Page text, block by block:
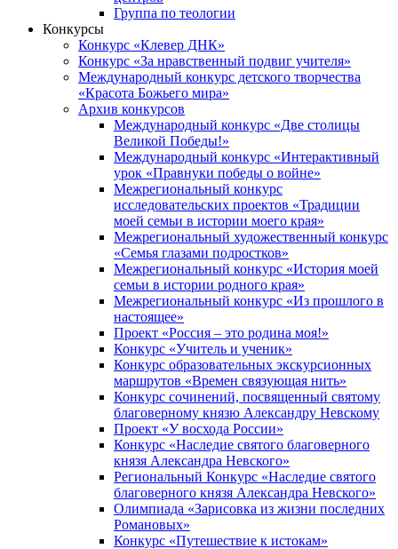
Группа по теологии
Конкурсы
Конкурс «Клевер ДНК»
Конкурс «За нравственный подвиг учителя»
Международный конкурс детского творчества
«Красота Божьего мира»
Архив конкурсов
Международный конкурс «Две столицы
Великой Победы!»
Международный конкурс «Интерактивный
урок «Правнуки победы о войне»
Межрегиональный конкурс
исследовательских проектов «Традиции
моей семьи в истории моего края»
Межрегиональный художественный конкурс
«Семья глазами подростков»
Межрегиональный конкурс «История моей
семьи в истории родного края»
Межрегиональный конкурс «Из прошлого в
настоящее»
Проект «Россия – это родина моя!»
Конкурс «Учитель и ученик»
Конкурс образовательных экскурсионных
маршрутов «Времен связующая нить»
Конкурс сочинений, посвященный святому
благоверному князю Александру Невскому
Проект «У восхода России»
Конкурс «Наследие святого благоверного
князя Александра Невского»
Региональный Конкурс «Наследие святого
благоверного князя Александра Невского»
Олимпиада «Зарисовка из жизни последних
Романовых»
Конкурс «Путешествие к истокам»